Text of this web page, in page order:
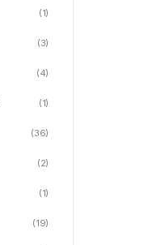
(1)
(3)
(4)
(1)
(36)
(2)
(1)
(19)